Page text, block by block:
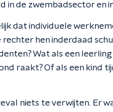
de zwembadsector en
dat individuele
hen inderdaad
Wat als een
raakt? Of als een kind
niets te verwijten. Er